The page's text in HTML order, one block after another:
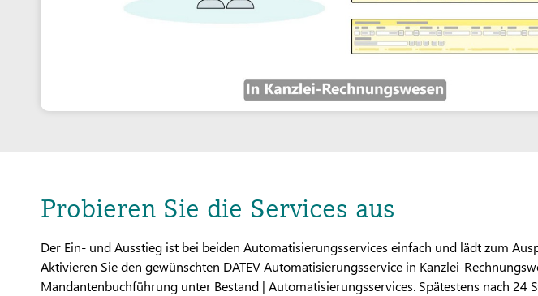
Probieren Sie die Services aus
Der Ein- und Ausstieg ist bei beiden Automatisierungsservices einfach und lädt zum
Aktivieren Sie den gewünschten DATEV Automatisierungsservice in Kanzlei-
Mandantenbuchführung unter Bestand | Automatisierungsservices. Spätestens nach 24